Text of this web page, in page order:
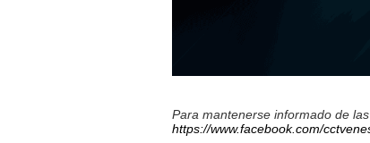
Para mantenerse informado de
https://www.facebook.com/